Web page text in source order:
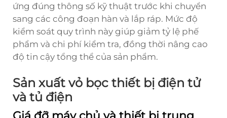
ứng đúng thông số kỹ thuật trước khi chuyển
sang các công đoạn hàn và lắp ráp. Mức độ
kiểm soát quy trình này giúp giảm tỷ lệ phế
phẩm và chi phí kiểm tra, đồng thời nâng cao
độ tin cậy tổng thể của sản phẩm.
Sản xuất vỏ bọc thiết bị điện tử
và tủ điện